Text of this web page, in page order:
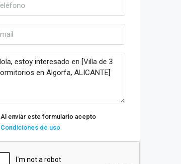
Al enviar este formulario acepto
Condiciones de uso